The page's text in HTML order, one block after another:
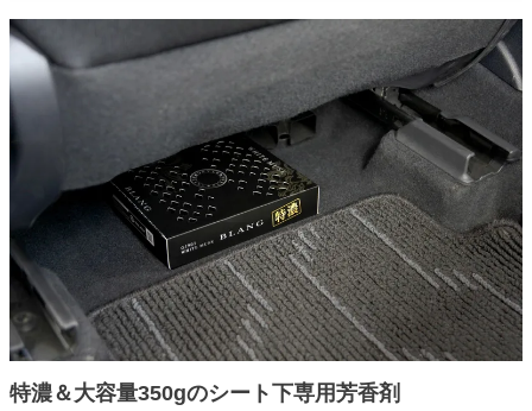
特濃＆大容量350gのシート下専用芳香剤